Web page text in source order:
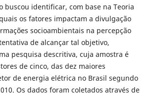
buscou identificar, com base na Teoria
os fatores impactam a divulgação
socioambientais na percepção
de alcançar tal objetivo,
pesquisa descritiva, cuja amostra é
de cinco, das dez maiores
de energia elétrica no Brasil segundo
Os dados foram coletados através de